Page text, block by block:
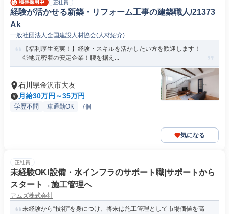
正社員
経験が活かせる新築・リフォーム工事の建築職人/21373
Ak
一般社団法人全国建設人材協会(人材紹介)
【福利厚生充実！】経験・スキルを活かしたい方を歓迎します！
◎地元密着の安定企業！腰を据え...
石川県金沢市大友
月給30万円～35万円
学歴不問 車通勤OK +7個
気になる
正社員
未経験OK!設備・水インフラのサポート職|サポートから
スタート→施工管理へ
アムズ株式会社
未経験から“技術”を身につけ、将来は施工管理として市場価値を高